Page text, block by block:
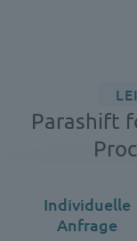
Parashift
Feature
Individuelle
Anfrage